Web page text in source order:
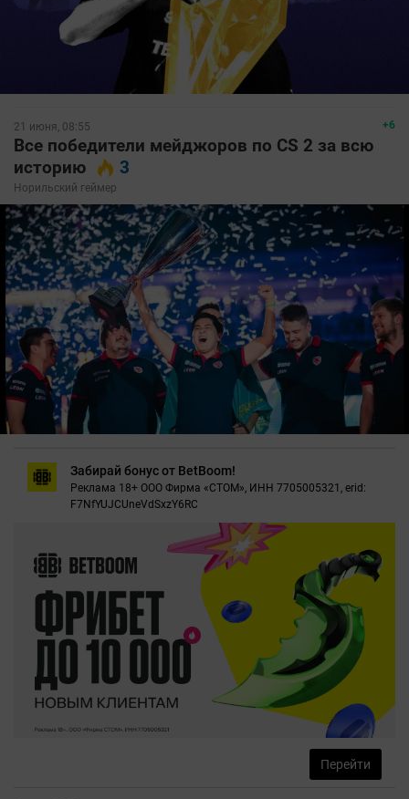
+6
21 июня, 08:55
Все победители мейджоров по CS 2 за всю
историю
3
Норильский геймер
Забирай бонус от BetBoom!
Реклама 18+ ООО Фирма «СТОМ», ИНН 7705005321, erid:
F7NfYUJCUneVdSxzY6RC
Перейти